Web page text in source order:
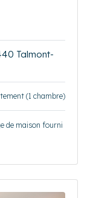
Talmont-
(1 chambre)
de maison fourni